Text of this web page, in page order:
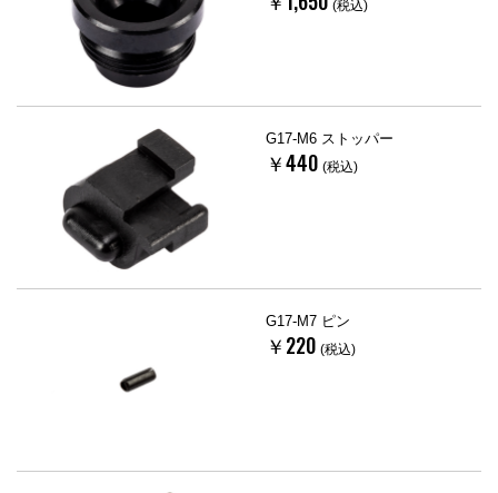
(税込)
G17-M6 ストッパー
￥440 (税込)
G17-M7 ピン
￥220 (税込)